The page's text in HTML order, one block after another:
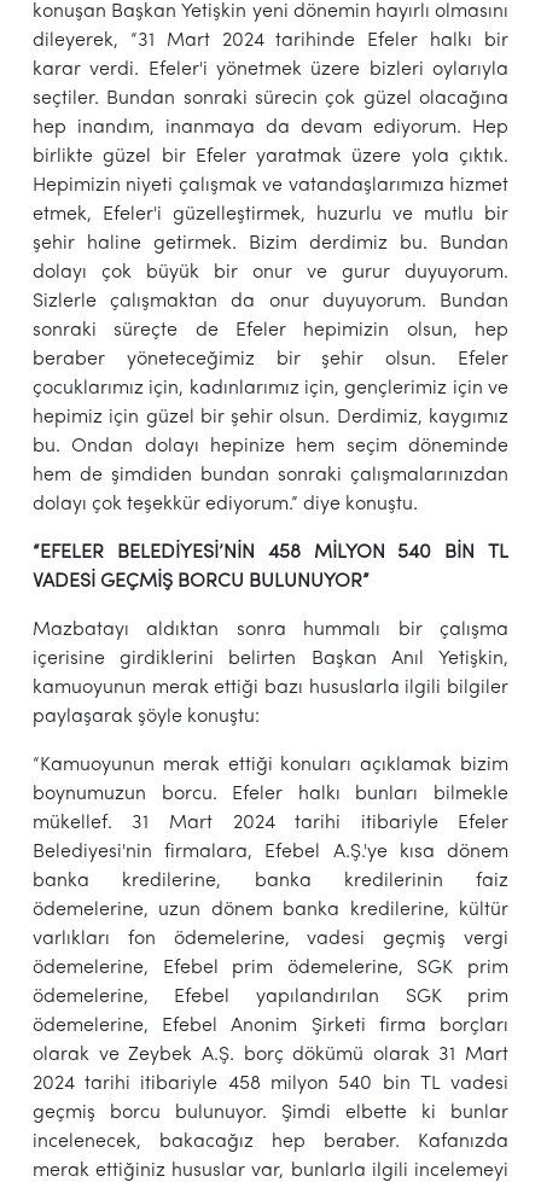
konuşan Başkan Yetişkin yeni dönemin hayırlı olmasını
dileyerek, “31 Mart 2024 tarihinde Efeler halkı bir
karar verdi. Efeler'i yönetmek üzere bizleri oylarıyla
seçtiler. Bundan sonraki sürecin çok güzel olacağına
hep inandım, inanmaya da devam ediyorum. Hep
birlikte güzel bir Efeler yaratmak üzere yola çıktık.
Hepimizin niyeti çalışmak ve vatandaşlarımıza hizmet
etmek, Efeler'i güzelleştirmek, huzurlu ve mutlu bir
şehir haline getirmek. Bizim derdimiz bu. Bundan
dolayı çok büyük bir onur ve gurur duyuyorum.
Sizlerle çalışmaktan da onur duyuyorum. Bundan
sonraki süreçte de Efeler hepimizin olsun, hep
beraber yöneteceğimiz bir şehir olsun. Efeler
çocuklarımız için, kadınlarımız için, gençlerimiz için ve
hepimiz için güzel bir şehir olsun. Derdimiz, kaygımız
bu. Ondan dolayı hepinize hem seçim döneminde
hem de şimdiden bundan sonraki çalışmalarınızdan
dolayı çok teşekkür ediyorum.” diye konuştu.
“EFELER BELEDİYESİ’NİN 458 MİLYON 540 BİN TL
VADESİ GEÇMİŞ BORCU BULUNUYOR”
Mazbatayı aldıktan sonra hummalı bir çalışma
içerisine girdiklerini belirten Başkan Anıl Yetişkin,
kamuoyunun merak ettiği bazı hususlarla ilgili bilgiler
paylaşarak şöyle konuştu:
“Kamuoyunun merak ettiği konuları açıklamak bizim
boynumuzun borcu. Efeler halkı bunları bilmekle
mükellef. 31 Mart 2024 tarihi itibariyle Efeler
Belediyesi'nin firmalara, Efebel A.Ş.'ye kısa dönem
banka kredilerine, banka kredilerinin faiz
ödemelerine, uzun dönem banka kredilerine, kültür
varlıkları fon ödemelerine, vadesi geçmiş vergi
ödemelerine, Efebel prim ödemelerine, SGK prim
ödemelerine, Efebel yapılandırılan SGK prim
ödemelerine, Efebel Anonim Şirketi firma borçları
olarak ve Zeybek A.Ş. borç dökümü olarak 31 Mart
2024 tarihi itibariyle 458 milyon 540 bin TL vadesi
geçmiş borcu bulunuyor. Şimdi elbette ki bunlar
incelenecek, bakacağız hep beraber. Kafanızda
merak ettiğiniz hususlar var, bunlarla ilgili incelemeyi